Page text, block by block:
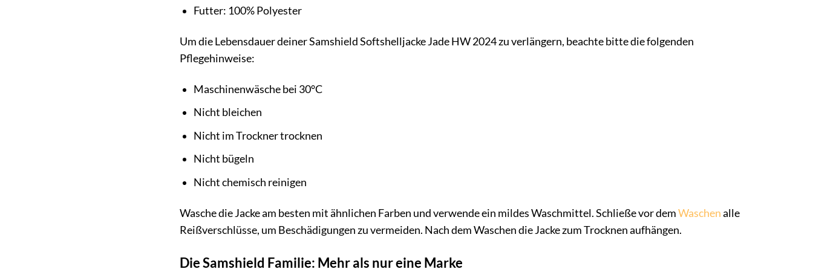
Futter: 100% Polyester
Um die Lebensdauer deiner Samshield Softshelljacke Jade HW 2024 zu verlängern, beachte bitte die folgenden
Pflegehinweise:
Maschinenwäsche bei 30°C
Nicht bleichen
Nicht im Trockner trocknen
Nicht bügeln
Nicht chemisch reinigen
Wasche die Jacke am besten mit ähnlichen Farben und verwende ein mildes Waschmittel. Schließe vor demWaschenalle
Reißverschlüsse, um Beschädigungen zu vermeiden. Nach dem Waschen die Jacke zum Trocknen aufhängen.
Die Samshield Familie: Mehr als nur eine Marke